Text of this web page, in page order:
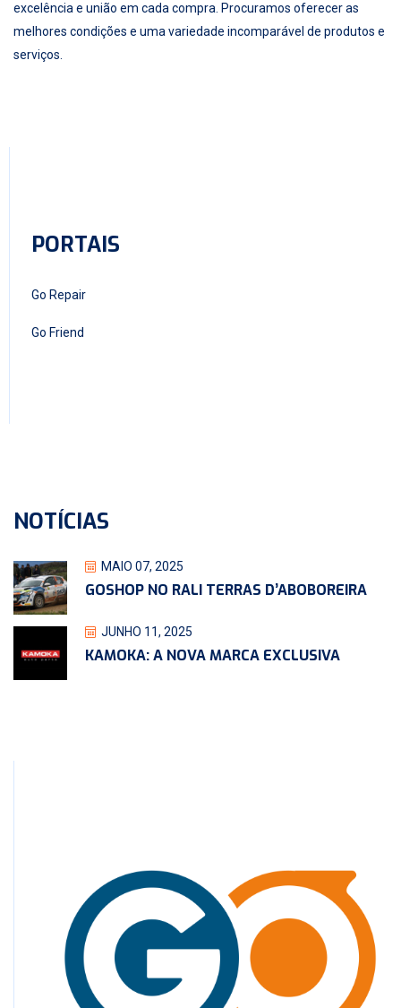
excelência e união em cada compra. Procuramos oferecer as
melhores condições e uma variedade incomparável de produtos e
serviços.
PORTAIS
Go Repair
Go Friend
NOTÍCIAS
MAIO 07, 2025
GOSHOP NO RALI TERRAS D’ABOBOREIRA
JUNHO 11, 2025
KAMOKA: A NOVA MARCA EXCLUSIVA